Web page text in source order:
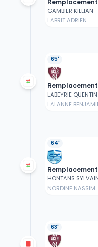
Remplacement
GAMBIER KILLIAN
LABRIT ADRIEN
65'
Remplacement
LABEYRIE QUENTIN
LALANNE
64'
Remplacement
HONTANS
NORDINE NASSIM
63'